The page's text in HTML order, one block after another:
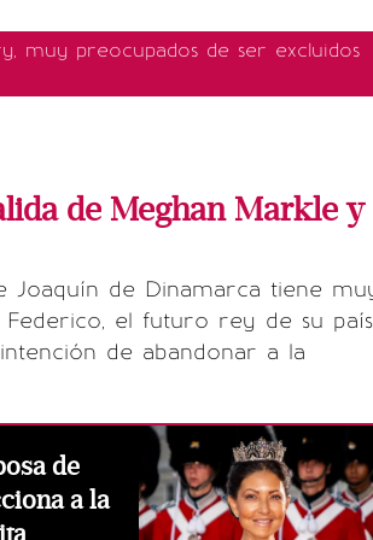
muy preocupados de ser excluidos
de Meghan Markle y
Joaquín de Dinamarca tiene
el futuro rey de su
de abandonar a la
de
a la